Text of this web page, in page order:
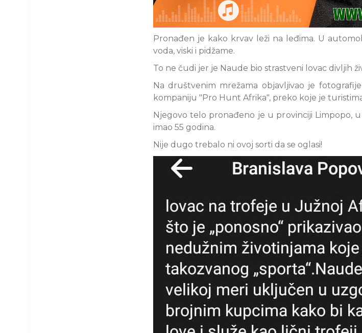
Pronađen je kako krvav leži na leđima. U
voda, viski i pidžame.
To ne čudi jer je Naude bio strastveni lovac divljih
Na društvenim mrežama objavljivao je
kompaniju "Pro Hunt Afrika", preko koje je
Njegovo telo pronađeno je u provinciji Limpopo,
imao 55 godina.
Nije dugo trebalo ni ovoj sorti da se oglasi!